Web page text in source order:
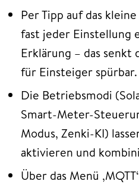
Per Tipp auf das
fast jeder Einstellung
Erklärung – das senkt
für Einsteiger spürbar.
Die Betriebsmodi
Smart-Meter-
Modus, Zenki-KI)
aktivieren und
Über das Menü